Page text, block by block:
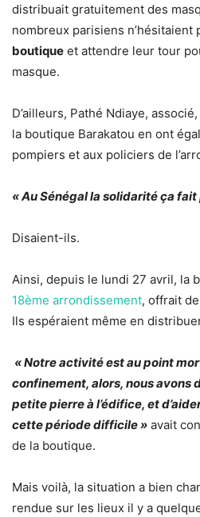
distribuait gratuitement des
nombreux parisiens n’hésitaient
boutique et attendre leur tour
masque.
D’ailleurs, Pathé Ndiaye,
la boutique Barakatou en ont
pompiers et aux policiers de
« Au Sénégal la solidarité ça
Disaient-ils.
Ainsi, depuis le lundi 27 avril, la
18ème arrondissement, offrait
Ils espéraient même en
« Notre activité est au point
confinement, alors, nous avons
petite pierre à l’édifice, et
cette période difficile » avait
de la boutique.
Mais voilà, la situation a bien
rendue sur les lieux il y a